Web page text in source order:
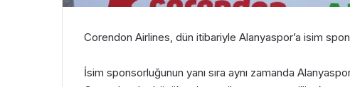
Corendon Airlines, dün itibariyle Alanyaspor’a isim
İsim sponsorluğunun yanı sıra aynı zamanda